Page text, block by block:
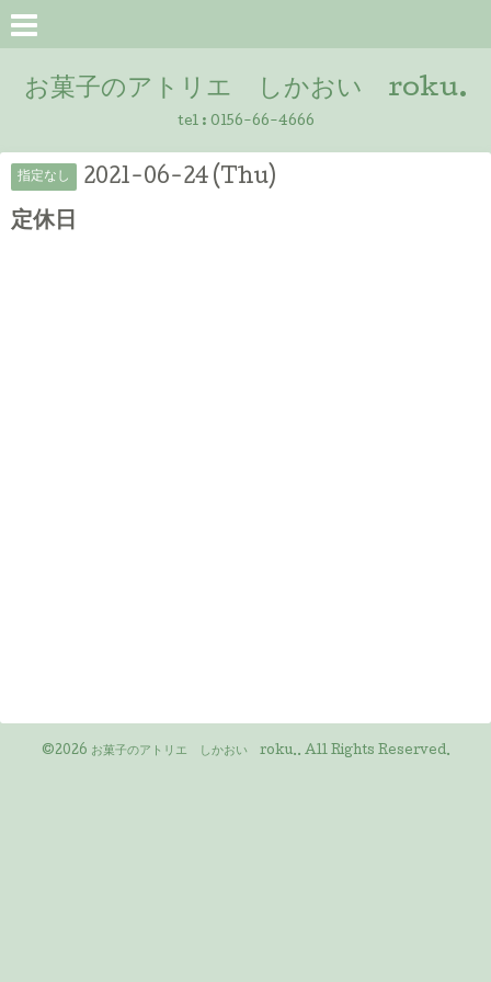
お菓子のアトリエ しかおい roku.
tel : 0156-66-4666
指定なし 2021-06-24 (Thu)
定休日
©2026 お菓子のアトリエ しかおい roku.. All Rights Reserved.